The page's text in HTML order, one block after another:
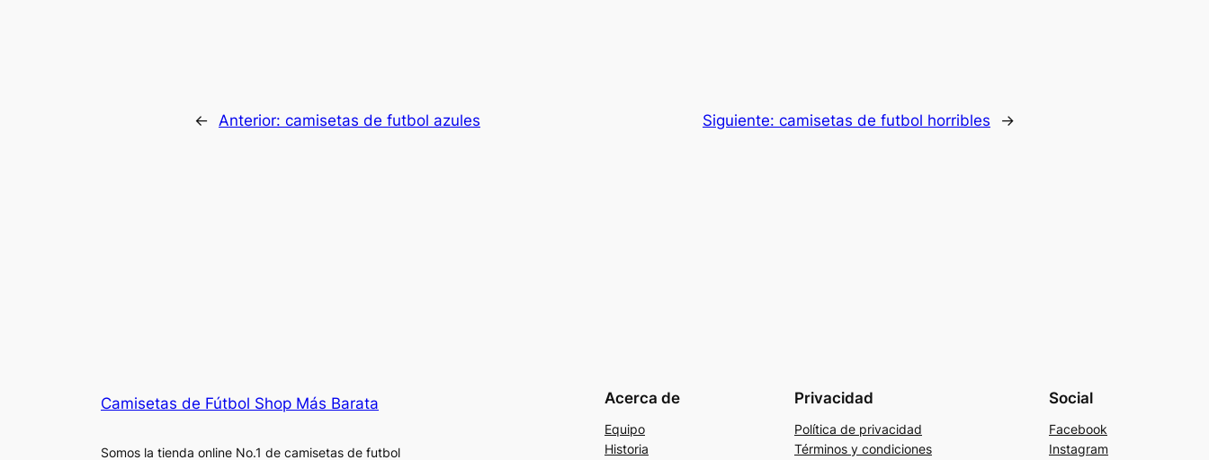
← Anterior: camisetas de futbol azules Siguiente: camisetas de futbol horribles →
Camisetas de Fútbol Shop Más Barata
Somos la tienda online No.1 de camisetas de futbol
Acerca de
Equipo
Historia
Privacidad
Política de privacidad
Términos y condiciones
Social
Facebook
Instagram